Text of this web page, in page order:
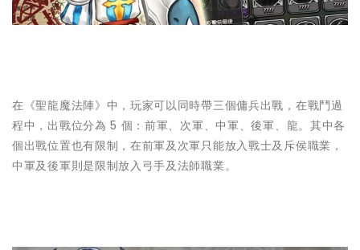
在《聖龍魔法陣》中，玩家可以同時帶三個傭兵出戰，在戰鬥過
程中，出戰位分為 5 個：前軍、次軍、中軍、後軍、龍。其中各
個出戰位置也有限制，在前軍及次軍只能放入戰士及斥侯職業，
中軍及後軍則是限制放入弓手及法師職業。